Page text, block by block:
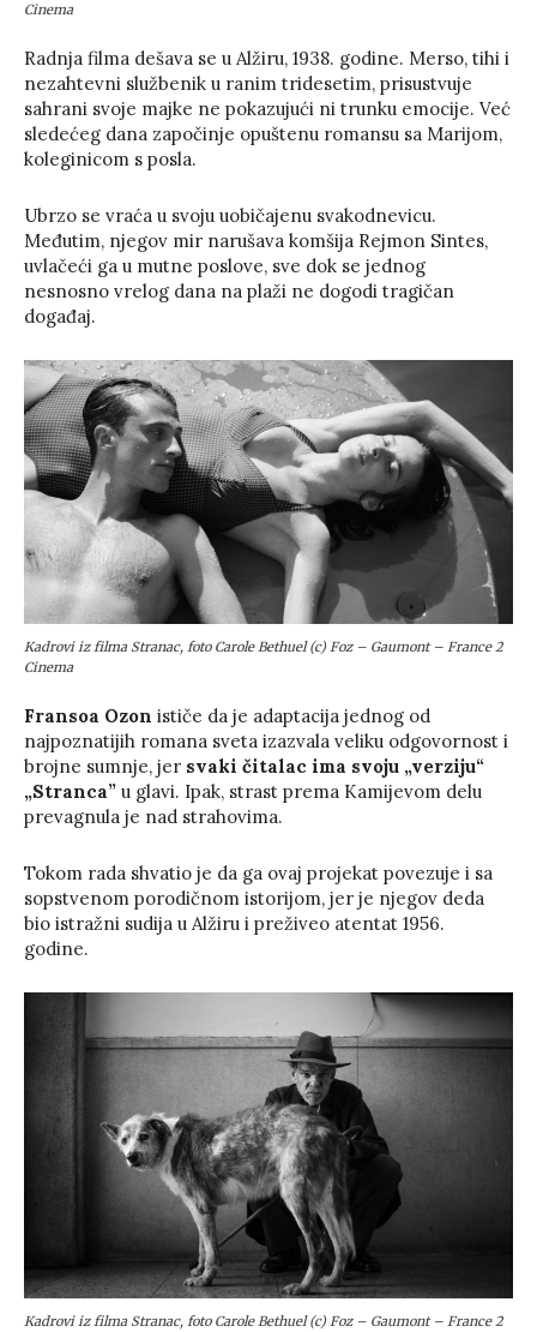
Cinema
Radnja filma dešava se u Alžiru, 1938. godine. Merso, tihi i
nezahtevni službenik u ranim tridesetim, prisustvuje
sahrani svoje majke ne pokazujući ni trunku emocije. Već
sledećeg dana započinje opuštenu romansu sa Marijom,
koleginicom s posla.
Ubrzo se vraća u svoju uobičajenu svakodnevicu.
Međutim, njegov mir narušava komšija Rejmon Sintes,
uvlačeći ga u mutne poslove, sve dok se jednog
nesnosno vrelog dana na plaži ne dogodi tragičan
događaj.
Kadrovi iz filma Stranac, foto Carole Bethuel (c) Foz – Gaumont – France 2
Cinema
Fransoa Ozon ističe da je adaptacija jednog od
najpoznatijih romana sveta izazvala veliku odgovornost i
brojne sumnje, jer svaki čitalac ima svoju „verziju“
„Stranca” u glavi. Ipak, strast prema Kamijevom delu
prevagnula je nad strahovima.
Tokom rada shvatio je da ga ovaj projekat povezuje i sa
sopstvenom porodičnom istorijom, jer je njegov deda
bio istražni sudija u Alžiru i preživeo atentat 1956.
godine.
Kadrovi iz filma Stranac, foto Carole Bethuel (c) Foz – Gaumont – France 2